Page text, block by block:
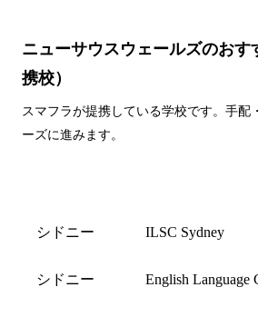
ニューサウスウェールズのおす
携校）
スマフラが提携している学校です。手配
ーズに進みます。
シドニー ILSC Sydney
シドニー English Language